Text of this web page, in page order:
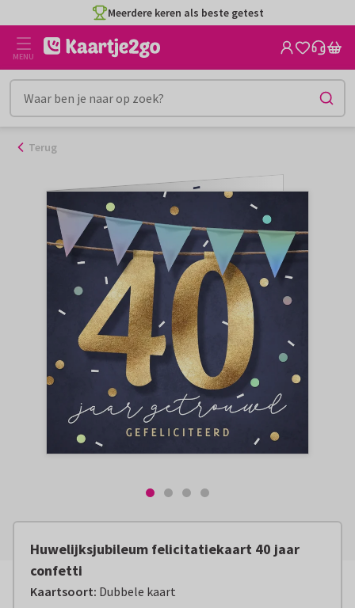
naar
inhoud
Meerdere keren als beste getest
MENU
Terug
Huwelijksjubileum felicitatiekaart 40 jaar
confetti
Kaartsoort: Dubbele kaart
Vanaf:€ 2,79 excl. verzendkosten